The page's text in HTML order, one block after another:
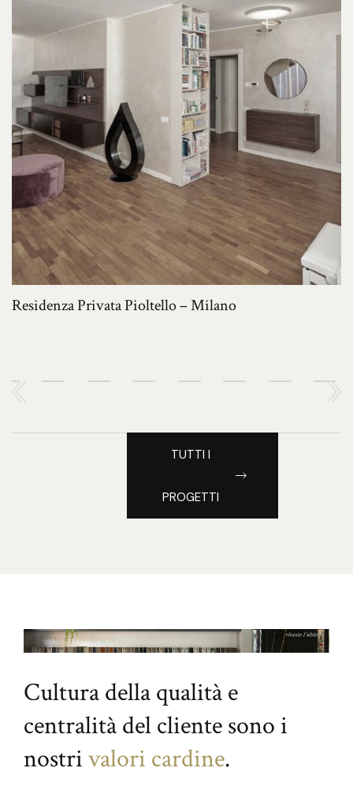
Residenza Privata Pioltello – Milano
TUTTI I
PROGETTI
Cultura della qualità e
centralità del cliente sono i
nostrivalori cardine.